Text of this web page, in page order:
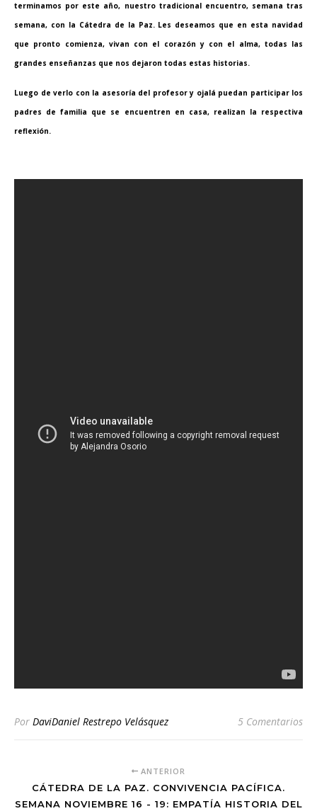
terminamos por este año, nuestro tradicional encuentro, semana tras
semana, con la Cátedra de la Paz. Les deseamos que en esta navidad
que pronto comienza, vivan con el corazón y con el alma, todas las
grandes enseñanzas que nos dejaron todas estas historias.
Luego de verlo con la asesoría del profesor y ojalá puedan participar los
padres de familia que se encuentren en casa, realizan la respectiva
reflexión.
Por DaviDaniel Restrepo Velásquez 5 Comentarios
ANTERIOR
CÁTEDRA DE LA PAZ. CONVIVENCIA PACÍFICA.
SEMANA NOVIEMBRE 16 - 19: EMPATÍA HISTORIA DEL